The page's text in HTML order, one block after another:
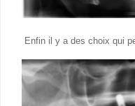
Enfin il y a des choix qui